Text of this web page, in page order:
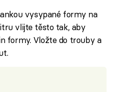
vysypané formy na
vlijte těsto tak, aby
formy. Vložte do trouby a